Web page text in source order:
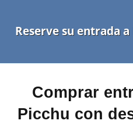
Reserve su entrada
Comprar
Picchu con